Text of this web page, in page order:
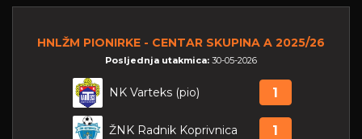
HNLŽM PIONIRKE - CENTAR SKUPINA A 2025/26
Posljednja utakmica: 30-05-2026
NK Varteks (pio) 1
ŽNK Radnik Koprivnica 1